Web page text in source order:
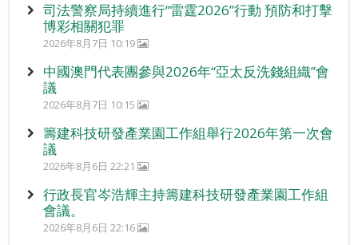
司法警察局持續進行“雷霆2026”行動 預防和打擊
博彩相關犯罪
2026年8月7日 10:19
中國澳門代表團參與2026年“亞太反洗錢組織”會
議
2026年8月7日 10:15
籌建科技研發產業園工作組舉行2026年第一次會
議
2026年8月6日 22:21
行政長官岑浩輝主持籌建科技研發產業園工作組
會議。
2026年8月6日 22:16